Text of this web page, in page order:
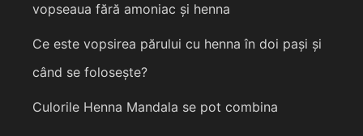
vopseaua fără amoniac și henna
Ce este vopsirea părului cu henna în doi pași și
când se folosește?
Culorile Henna Mandala se pot combina